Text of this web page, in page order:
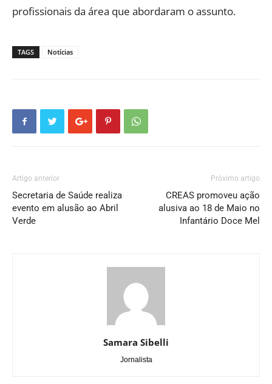
profissionais da área que abordaram o assunto.
TAGS Notícias
Artigo anterior
Secretaria de Saúde realiza
evento em alusão ao Abril
Verde
Próximo artigo
CREAS promoveu ação
alusiva ao 18 de Maio no
Infantário Doce Mel
Samara Sibelli
Jornalista